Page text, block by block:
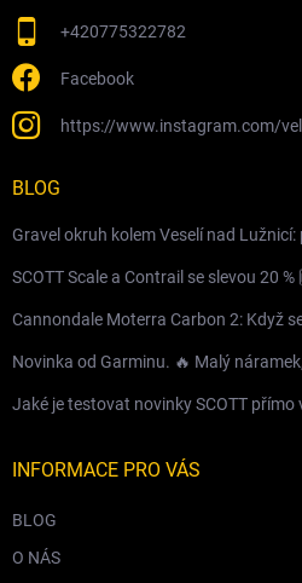
+420775322782
Facebook
https://www.instagram.com/
BLOG
Gravel okruh kolem Veselí nad
SCOTT Scale a Contrail se slevou 20 %
Cannondale Moterra Carbon 2: Když
Novinka od Garminu. 🔥 Malý
Jaké je testovat novinky SCOTT
INFORMACE PRO VÁS
BLOG
O NÁS